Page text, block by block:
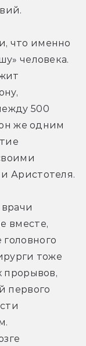
что именно
человека.
500
же одним
Аристотеля.
вместе,
тоже
прорывов,
первого